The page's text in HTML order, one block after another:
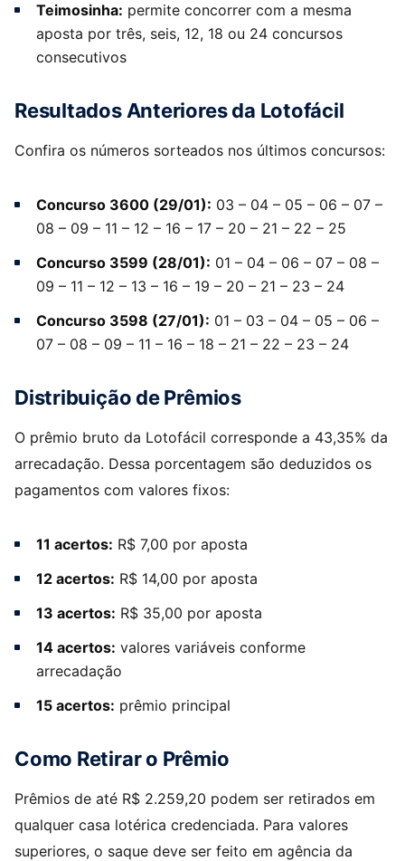
Teimosinha: permite concorrer com a mesma
aposta por três, seis, 12, 18 ou 24 concursos
consecutivos
Resultados Anteriores da Lotofácil
Confira os números sorteados nos últimos concursos:
Concurso 3600 (29/01): 03 – 04 – 05 – 06 – 07 –
08 – 09 – 11 – 12 – 16 – 17 – 20 – 21 – 22 – 25
Concurso 3599 (28/01): 01 – 04 – 06 – 07 – 08 –
09 – 11 – 12 – 13 – 16 – 19 – 20 – 21 – 23 – 24
Concurso 3598 (27/01): 01 – 03 – 04 – 05 – 06 –
07 – 08 – 09 – 11 – 16 – 18 – 21 – 22 – 23 – 24
Distribuição de Prêmios
O prêmio bruto da Lotofácil corresponde a 43,35% da
arrecadação. Dessa porcentagem são deduzidos os
pagamentos com valores fixos:
11 acertos: R$ 7,00 por aposta
12 acertos: R$ 14,00 por aposta
13 acertos: R$ 35,00 por aposta
14 acertos: valores variáveis conforme
arrecadação
15 acertos: prêmio principal
Como Retirar o Prêmio
Prêmios de até R$ 2.259,20 podem ser retirados em
qualquer casa lotérica credenciada. Para valores
superiores, o saque deve ser feito em agência da